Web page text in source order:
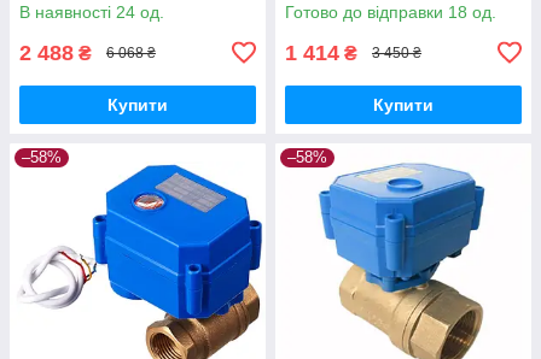
В наявності 24 од.
2 488 ₴ 6 068 ₴
Купити
Готово до відправки 18 од.
1 414 ₴ 3 450 ₴
Купити
–58% –58%